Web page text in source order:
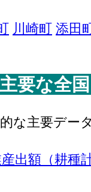
川崎町 添田
主要な全
な主要デ
出額（耕種